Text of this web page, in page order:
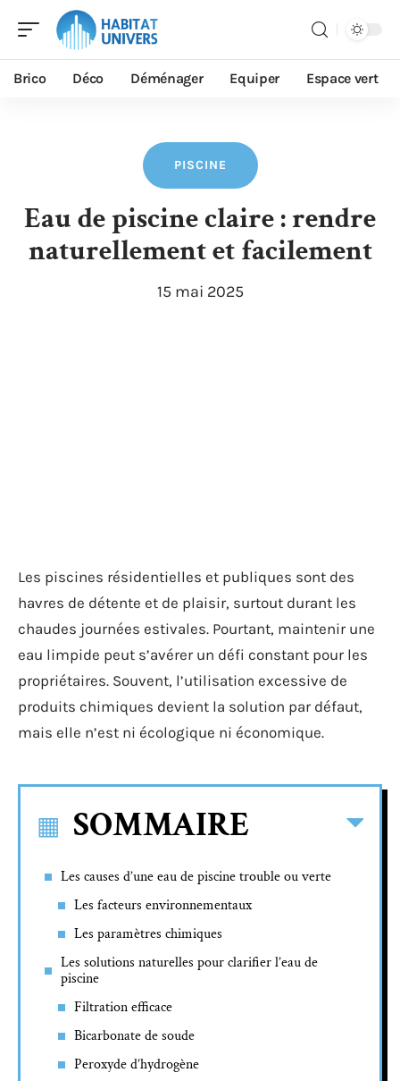
Brico Déco Déménager Equiper Espace vert
PISCINE
Eau de piscine claire : rendre
naturellement et facilement
15 mai 2025
Les piscines résidentielles et publiques sont des
havres de détente et de plaisir, surtout durant les
chaudes journées estivales. Pourtant, maintenir une
eau limpide peut s’avérer un défi constant pour les
propriétaires. Souvent, l’utilisation excessive de
produits chimiques devient la solution par défaut,
mais elle n’est ni écologique ni économique.
SOMMAIRE
Les causes d’une eau de piscine trouble ou verte
Les facteurs environnementaux
Les paramètres chimiques
Les solutions naturelles pour clarifier l’eau de
piscine
Filtration efficace
Bicarbonate de soude
Peroxyde d’hydrogène